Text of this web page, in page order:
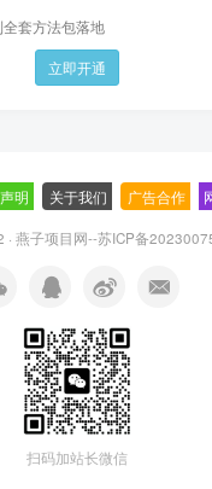
套方法包落地
立即开通
明 关于我们 广告合作
· 燕子项目网--苏ICP备
扫码加站长微信